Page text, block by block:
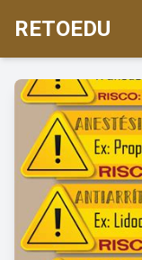
RETOEDU